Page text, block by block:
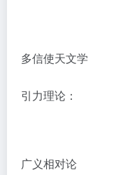
多信使天文学
引力理论：
广义相对论